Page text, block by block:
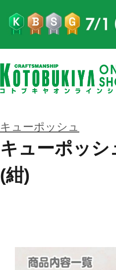
キューポッシュ
キューポッ
(紺)